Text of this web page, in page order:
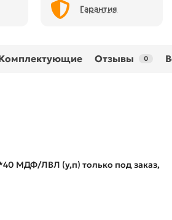
Гарантия
Отзывы 0
МДФ/ЛВЛ (у,п) только под заказ,